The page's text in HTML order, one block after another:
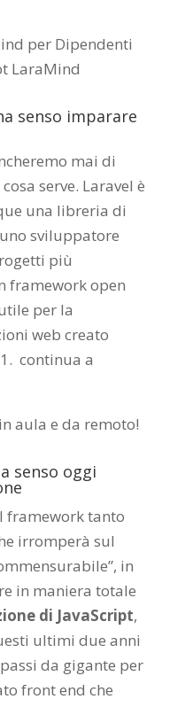
per Dipendenti
LaraMind
senso imparare
mai di
serve. Laravel è
una libreria di
sviluppatore
più
framework open
per la
web creato
continua a
in aula e da remoto!
senso oggi
tanto
irromperà sul
in
in maniera totale
di JavaScript,
ultimi due anni
da gigante per
front end che